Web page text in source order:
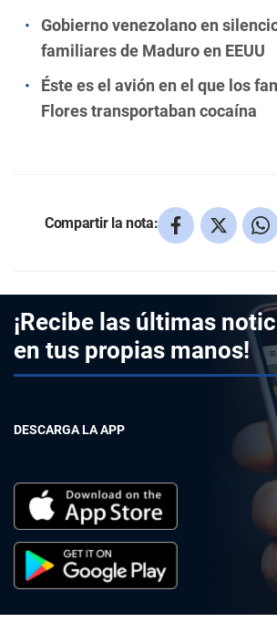
Gobierno venezolano en
familiares de Maduro en EEUU
Éste es el avión en el que los
Flores transportaban cocaína
Compartir la nota:
¡Recibe las últimas
en tus propias manos!
DESCARGA LA APP